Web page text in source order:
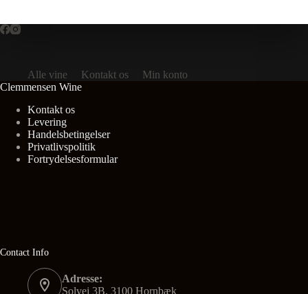
Alle vine Kontakt os
Min konto
Clemmensen Wine
Kontakt os
Levering
Handelsbetingelser
Privatlivspolitik
Fortrydelsesformular
Contact Info
Adresse:
Solvej 3B, 3100 Hornbæk